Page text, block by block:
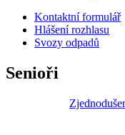
Kontaktní formulář
Hlášení rozhlasu
Svozy odpadů
Senioři